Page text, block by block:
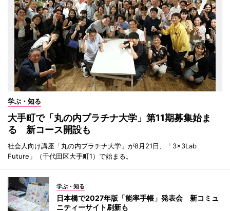
学ぶ・知る
大手町で「丸の内プラチナ大学」第11期募集始ま
る 新コース開設も
社会人向け講座「丸の内プラチナ大学」が8月21日、「3×3Lab
Future」（千代田区大手町1）で始まる。
学ぶ・知る
日本橋で2027年版「能率手帳」発表会 新コミュ
ニティーサイト刷新も